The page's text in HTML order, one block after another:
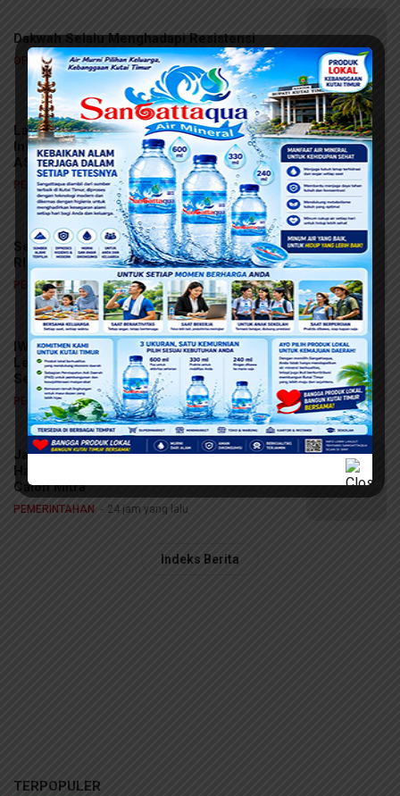
Dakwah Selalu Menghadapi Resistensi
OPINI 6 jam yang lalu
Langkah Besar Menuju AI Hub Regional,
Indonesia Bangun AI Factory Terbesar di
ASEAN
PERISTIWA 23 jam yang lalu
Sektor Eksternal Tangguh, Cadangan Devisa
RI Juli 2026 Tembus 145,3 Miliar Dolar AS
PERISTIWA 23 jam yang lalu
IWABA Samarinda Bedah Kesehatan Mental
Lewat Hipnoterapi, Peserta Sukses
Sembuhkan Fobia Ular di Ruang Sidang
PERISTIWA DAERAH 24 jam yang lalu
Jateng Lirik Peluang Investasi di IKN, Basuki
Hadimuljono Tawarkan Insentif Fiskal Bagi
Calon Mitra
PEMERINTAHAN 24 jam yang lalu
Indeks Berita
TERPOPULER